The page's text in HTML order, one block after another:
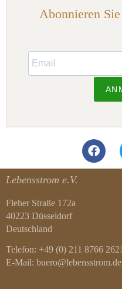
Abonnieren
Lebensstrom e.V.
Fleher Straße 172a
40223 Düsseldorf
Deutschland
Telefon: +49 (0) 211 8766 2621
E-Mail: buero@lebensstrom.de